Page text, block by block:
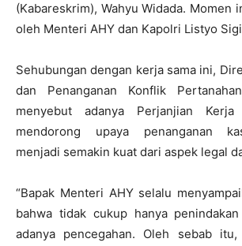
(Kabareskrim), Wahyu Widada. Momen
oleh Menteri AHY dan Kapolri Listyo
Sehubungan dengan kerja sama ini,
dan Penanganan Konflik
menyebut adanya Perjanjian
mendorong upaya penanganan
menjadi semakin kuat dari aspek legal
“Bapak Menteri AHY selalu
bahwa tidak cukup hanya
adanya pencegahan. Oleh sebab